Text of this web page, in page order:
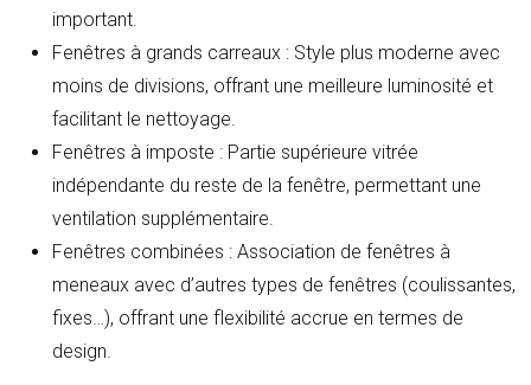
important.
Fenêtres à grands carreaux : Style plus moderne avec
moins de divisions, offrant une meilleure luminosité et
facilitant le nettoyage.
Fenêtres à imposte : Partie supérieure vitrée
indépendante du reste de la fenêtre, permettant une
ventilation supplémentaire.
Fenêtres combinées : Association de fenêtres à
meneaux avec d’autres types de fenêtres (coulissantes,
fixes…), offrant une flexibilité accrue en termes de
design.